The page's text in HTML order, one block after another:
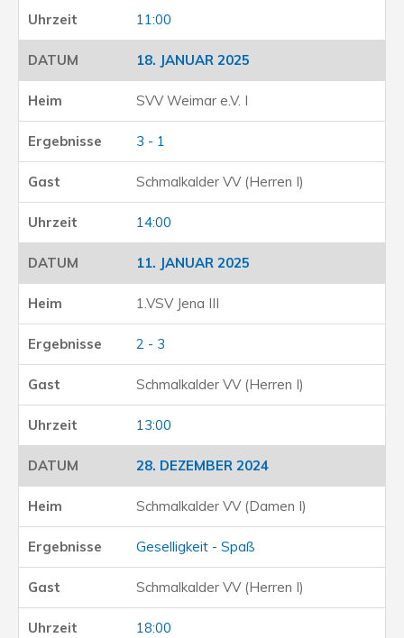
11:00
18. JANUAR 2025
SVV Weimar e.V. I
3 - 1
Schmalkalder VV (Herren I)
14:00
11. JANUAR 2025
1.VSV Jena III
2 - 3
Schmalkalder VV (Herren I)
13:00
28. DEZEMBER 2024
Schmalkalder VV (Damen I)
Geselligkeit - Spaß
Schmalkalder VV (Herren I)
18:00